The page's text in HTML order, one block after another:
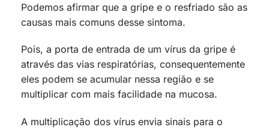
Podemos afirmar que a gripe e o resfriado são as
causas mais comuns desse sintoma.
Pois, a porta de entrada de um vírus da gripe é
através das vias respiratórias, consequentemente
eles podem se acumular nessa região e se
multiplicar com mais facilidade na mucosa.
A multiplicação dos vírus envia sinais para o